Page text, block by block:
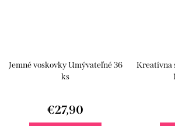
Jemné voskovky Umývateľné 36
ks
€27,90
Kreatívna